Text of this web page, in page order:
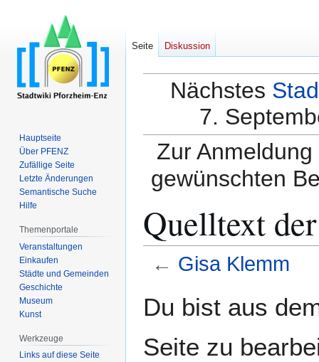
Nächstes
7.
Zur
gewünschten
Quelltext
← Gisa Klemm
Navigation
Suche
Du bist aus
Seite zu
Seite Diskussion
Hauptseite
Über PFENZ
Zufällige Seite
Letzte Änderungen
Semantische Suche
Hilfe
Themenportale
Veranstaltungen
Einkaufen
Städte und Gemeinden
Geschichte
Museum
Kunst
Werkzeuge
Links auf diese Seite